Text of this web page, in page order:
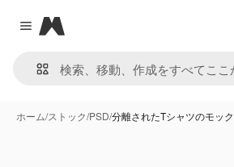
Close menu
Magnific
ホーム/ストック/PSD/分離されたTシャツのモッ